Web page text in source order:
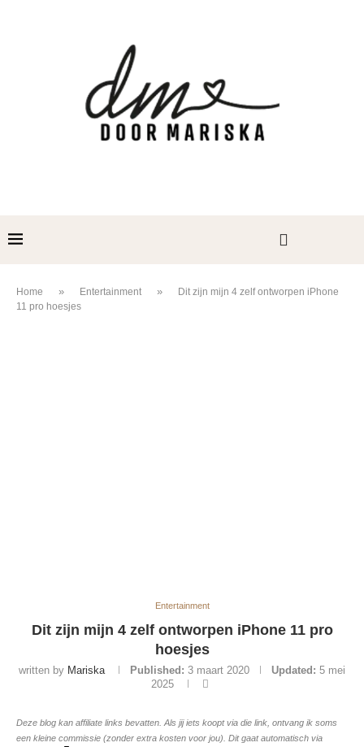
Home » Entertainment »
Dit zijn mijn 4 zelf ontworpen iPhone
11 pro hoesjes
Entertainment
Dit zijn mijn 4 zelf ontworpen iPhone 11 pro
hoesjes
written by Mariska Published: 3 maart 2020 Updated: 5 mei
2025
Deze blog kan affiliate links bevatten. Als jij iets koopt via die link, ontvang ik soms
een kleine commissie (zonder extra kosten voor jou). Dit gaat automatisch via